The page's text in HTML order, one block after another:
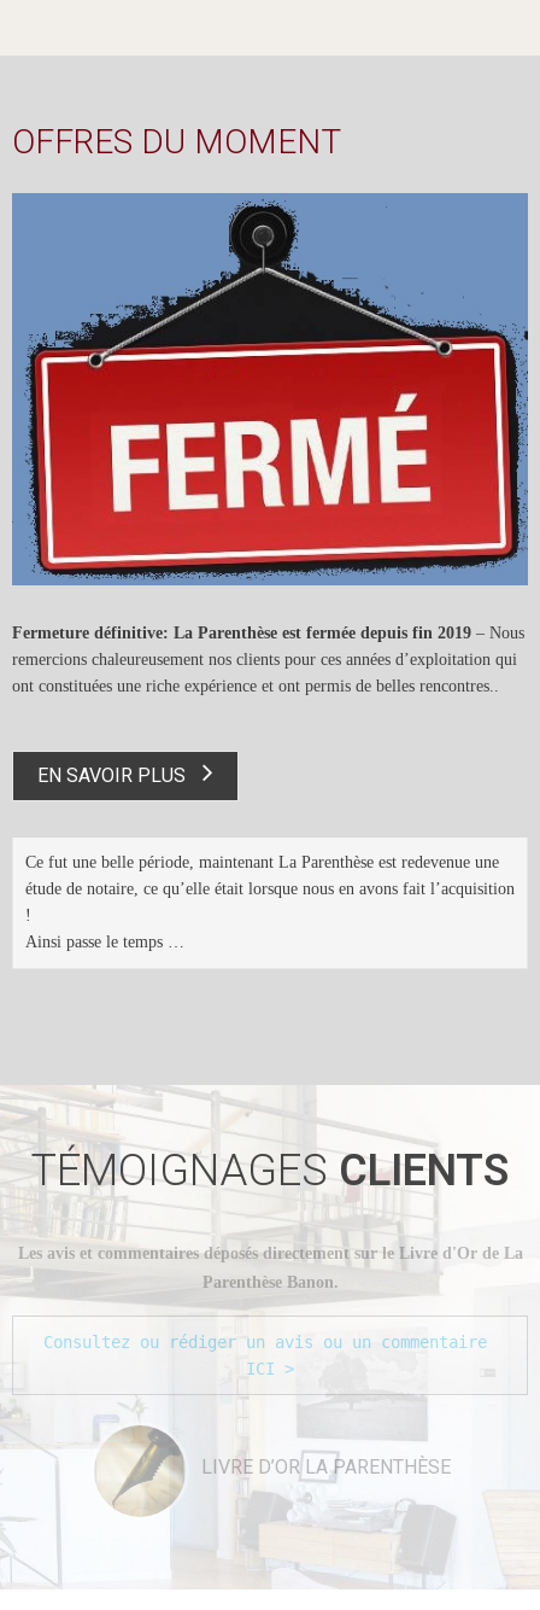
OFFRES DU MOMENT
Fermeture définitive: La Parenthèse est fermée depuis fin 2019 – Nous
remercions chaleureusement nos clients pour ces années d’exploitation qui
ont constituées une riche expérience et ont permis de belles rencontres..
EN SAVOIR PLUS
Ce fut une belle période, maintenant La Parenthèse est redevenue une
étude de notaire, ce qu’elle était lorsque nous en avons fait l’acquisition
!
Ainsi passe le temps …
TÉMOIGNAGESCLIENTS
La Parenthèse Banon remercie ses clients pour les nombreux
témoignages de satisfaction exprimés.
Consultez les avis Booking.com ICI >
NOTE BOOKING.COM